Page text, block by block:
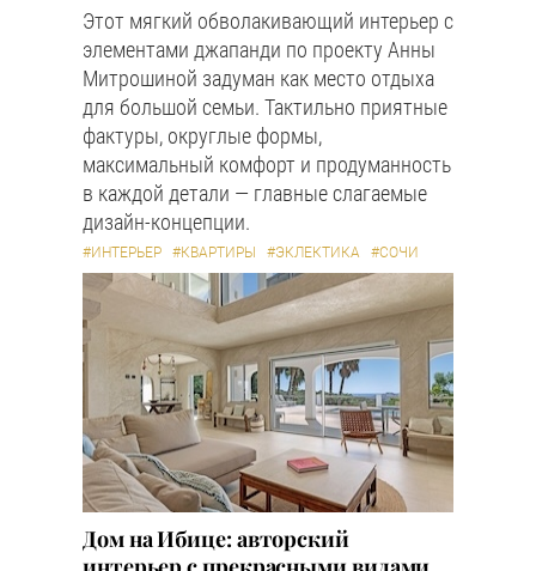
Этот мягкий обволакивающий интерьер с
элементами джапанди по проекту Анны
Митрошиной задуман как место отдыха
для большой семьи. Тактильно приятные
фактуры, округлые формы,
максимальный комфорт и продуманность
в каждой детали — главные слагаемые
дизайн-концепции.
#ИНТЕРЬЕР #КВАРТИРЫ #ЭКЛЕКТИКА #СОЧИ
Дом на Ибице: авторский